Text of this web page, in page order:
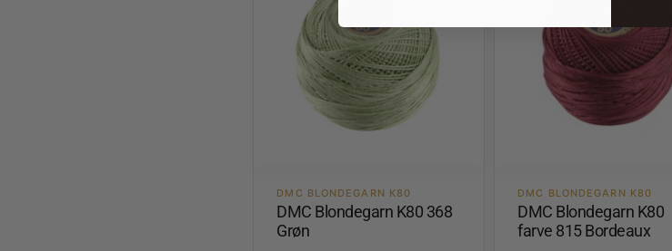
DMC BLONDEGARN K80
DMC Blondegarn K80 368
Grøn
DMC BLONDEGARN K80
DMC Blondegarn K80
farve 815 Bordeaux